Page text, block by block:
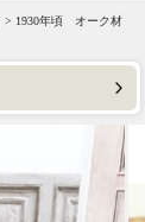
> 1930年頃 オーク材